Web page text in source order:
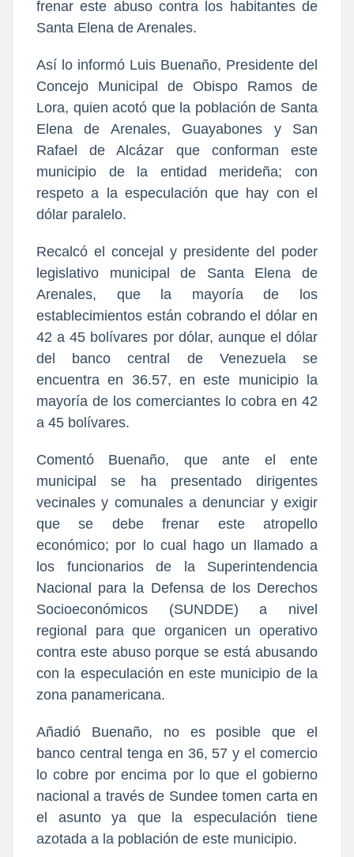
frenar este abuso contra los habitantes de
Santa Elena de Arenales.
Así lo informó Luis Buenaño, Presidente del
Concejo Municipal de Obispo Ramos de
Lora, quien acotó que la población de Santa
Elena de Arenales, Guayabones y San
Rafael de Alcázar que conforman este
municipio de la entidad merideña; con
respeto a la especulación que hay con el
dólar paralelo.
Recalcó el concejal y presidente del poder
legislativo municipal de Santa Elena de
Arenales, que la mayoría de los
establecimientos están cobrando el dólar en
42 a 45 bolívares por dólar, aunque el dólar
del banco central de Venezuela se
encuentra en 36.57, en este municipio la
mayoría de los comerciantes lo cobra en 42
a 45 bolívares.
Comentó Buenaño, que ante el ente
municipal se ha presentado dirigentes
vecinales y comunales a denunciar y exigir
que se debe frenar este atropello
económico; por lo cual hago un llamado a
los funcionarios de la Superintendencia
Nacional para la Defensa de los Derechos
Socioeconómicos (SUNDDE) a nivel
regional para que organicen un operativo
contra este abuso porque se está abusando
con la especulación en este municipio de la
zona panamericana.
Añadió Buenaño, no es posible que el
banco central tenga en 36, 57 y el comercio
lo cobre por encima por lo que el gobierno
nacional a través de Sundee tomen carta en
el asunto ya que la especulación tiene
azotada a la población de este municipio.